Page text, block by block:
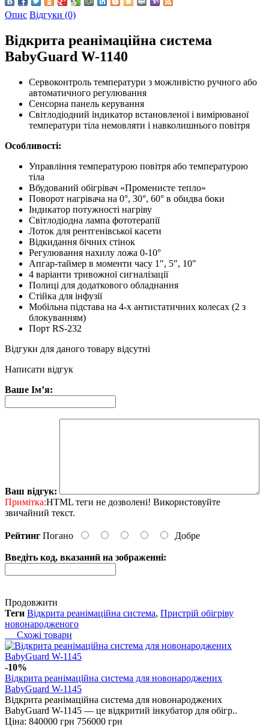
Опис Відгуки (0)
Відкрита реанімаційна система
BabyGuard W-1140
Сервоконтроль температури з можливістю ручного або
автоматичного регулювання
Сенсорна панель керування
Світлодіодний індикатор встановленої і вимірюваної
температури тіла немовляти і навколишнього повітря
Особливості:
Управління температурою повітря або температурою
тіла
Вбудований обігрівач «Променисте тепло»
Поворот нагрівача на 0°, 30°, 60° в обидва боки
Індикатор потужності нагріву
Світлодіодна лампа фототерапії
Лоток для рентгенівської касети
Відкидання бічних стінок
Регулювання нахилу ложа 0-10°
Апгар-таймер в моменти часу 1", 5", 10"
4 варіанти тривожної сигналізації
Полиці для додаткового обладнання
Стійка для інфузії
Мобільна підстава на 4-х антистатичних колесах (2 з
блокуванням)
Порт RS-232
Відгуки для даного товару відсутні
Написати відгук
Ваше Ім’я:
Ваш відгук:
Примітка:HTML теги не дозволені! Використовуйте
звичайний текст.
Рейтинг Погано Добре
Введіть код, вказаний на зображенні:
Продовжити
Теги Відкрита реанімаційна система, Пристрій обігріву
новонародженого
Схожі товари
-10%
Відкрита реанімаційна система для новонароджених
BabyGuard W-1145
Відкрита реанімаційна система для новонароджених
BabyGuard W-1145 — це відкритий інкубатор для обігр..
Ціна: 840000 грн 756000 грн